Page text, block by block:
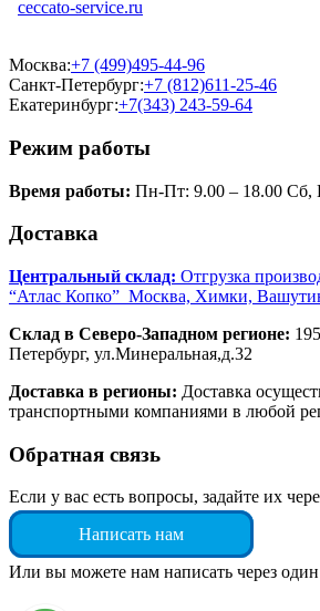
ceccato-service.ru
Москва:+7 (499)495-44-96
Санкт-Петербург:+7 (812)611-25-46
Екатеринбург:+7(343) 243-59-64
Режим работы
Время работы: Пн-Пт: 9.00 – 18.00 Сб,
Доставка
Центральный склад: Отгрузка
“Атлас Копко” Москва, Химки,
Склад в Северо-Западном регионе:
Петербург, ул.Минеральная,д.32
Доставка в регионы: Доставка
транспортными компаниями в любой
Обратная связь
Если у вас есть вопросы, задайте их
Написать нам
Или вы можете нам написать через